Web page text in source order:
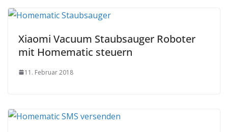
Xiaomi Vacuum Staubsauger Roboter
mit Homematic steuern
11. Februar 2018